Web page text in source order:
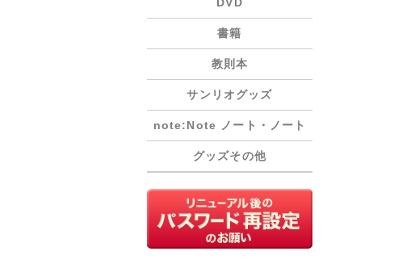
書籍
教則本
サンリオグッズ
note:Note ノート・ノート
グッズその他